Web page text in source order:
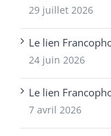
29 juillet 2026
Le lien
24 juin 2026
Le lien
7 avril 2026